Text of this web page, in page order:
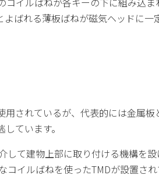
ばれる薄板ばねが磁気ヘッドに
されているが、代表的には金属
ています。
て建物上部に取り付ける機構を
イルばねを使ったTMDが設置され